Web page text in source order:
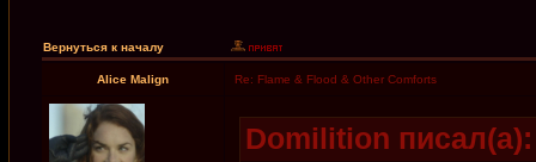
Вернуться к началу
Alice Malign Re: Flame & Flood & Other Comforts
Domilition писал(а):